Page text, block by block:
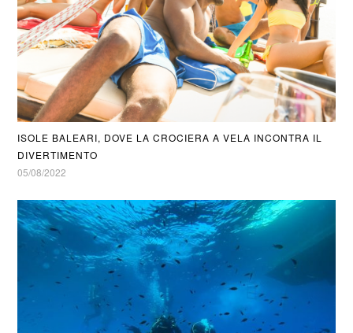
ISOLE BALEARI, DOVE LA CROCIERA A VELA INCONTRA IL
DIVERTIMENTO
05/08/2022